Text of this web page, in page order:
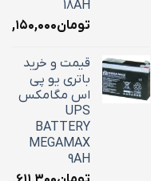
18AH
تومان۷,۱۵۰,۰۰۰
قیمت و خرید
باتری یو پی
اس مگامکس
UPS
BATTERY
MEGAMAX
9AH